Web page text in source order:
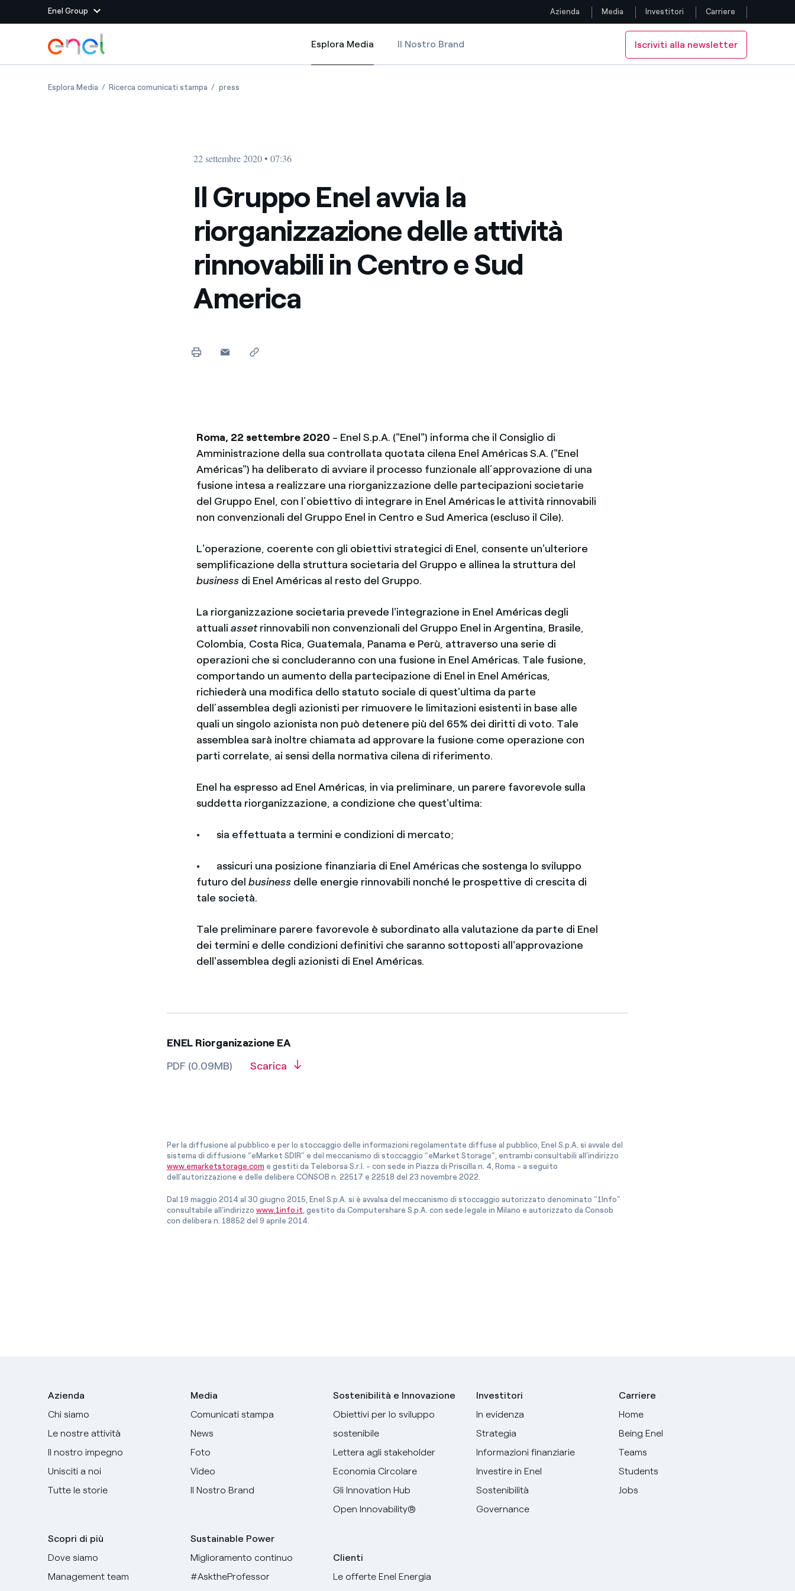
Enel Group
Siti del Gruppo
Enel Green Power Produciamo energia pulita da fonti rinnovabili
con l'Innovability®
Massimizziamo la creazione di valore grazie al
rapporto con i nostri fornitori
La piattaforma di conoscenza per un mondo di
energia pulita
Raccontiamo la storia dell'elettricità in Italia
Siti Paese
Colombia
Iberia
Italia
Seguici
Vai al contenuto principale
Azienda Media Investitori Carriere
Esplora Media
Esplora Media
Il Nostro Brand Iscriviti alla newsletter
Esplora MediaIl Gruppo Enel avvia la riorganizzazione delle attività rinnovabili in Centro e Sud America
Ricerca comunicati stampa Il Gruppo Enel avvia la riorganizzazione delle attività rinnovabili in Centro e Sud America
pressIl Gruppo Enel avvia la riorganizzazione delle attività rinnovabili in Centro e Sud America
22 settembre 2020 • 07:36
Il Gruppo Enel avvia la
riorganizzazione delle attività
rinnovabili in Centro e Sud
America
Roma, 22 settembre 2020 - Enel S.p.A. ("Enel") informa che il Consiglio di
Amministrazione della sua controllata quotata cilena Enel Américas S.A. ("Enel
Américas") ha deliberato di avviare il processo funzionale all’approvazione di una
fusione intesa a realizzare una riorganizzazione delle partecipazioni societarie
del Gruppo Enel, con l’obiettivo di integrare in Enel Américas le attività rinnovabili
non convenzionali del Gruppo Enel in Centro e Sud America (escluso il Cile).
L'operazione, coerente con gli obiettivi strategici di Enel, consente un'ulteriore
semplificazione della struttura societaria del Gruppo e allinea la struttura del
business di Enel Américas al resto del Gruppo.
La riorganizzazione societaria prevede l'integrazione in Enel Américas degli
attualiassetrinnovabili non convenzionali del Gruppo Enel in Argentina, Brasile,
Colombia, Costa Rica, Guatemala, Panama e Perù, attraverso una serie di
operazioni che si concluderanno con una fusione in Enel Américas. Tale fusione,
comportando un aumento della partecipazione di Enel in Enel Américas,
richiederà una modifica dello statuto sociale di quest'ultima da parte
dell’assemblea degli azionisti per rimuovere le limitazioni esistenti in base alle
quali un singolo azionista non può detenere più del 65% dei diritti di voto. Tale
assemblea sarà inoltre chiamata ad approvare la fusione come operazione con
parti correlate, ai sensi della normativa cilena di riferimento.
Enel ha espresso ad Enel Américas, in via preliminare, un parere favorevole sulla
suddetta riorganizzazione, a condizione che quest'ultima:
• sia effettuata a termini e condizioni di mercato;
• assicuri una posizione finanziaria di Enel Américas che sostenga lo sviluppo
futuro delbusiness delle energie rinnovabili nonché le prospettive di crescita di
tale società.
Tale preliminare parere favorevole è subordinato alla valutazione da parte di Enel
dei termini e delle condizioni definitivi che saranno sottoposti all'approvazione
dell'assemblea degli azionisti di Enel Américas.
ENEL Riorganizazione EA
PDF (0.09MB)
Scarica
Per la diffusione al pubblico e per lo stoccaggio delle informazioni regolamentate diffuse al pubblico, Enel S.p.A. si avvale del
sistema di diffusione “eMarket SDIR” e del meccanismo di stoccaggio “eMarket Storage”, entrambi consultabili all’indirizzo
www.emarketstorage.com e gestiti da Teleborsa S.r.l. - con sede in Piazza di Priscilla n. 4, Roma - a seguito
dell'autorizzazione e delle delibere CONSOB n. 22517 e 22518 del 23 novembre 2022.
Dal 19 maggio 2014 al 30 giugno 2015, Enel S.p.A. si è avvalsa del meccanismo di stoccaggio autorizzato denominato “1Info”
consultabile all’indirizzo www.1info.it , gestito da Computershare S.p.A. con sede legale in Milano e autorizzato da Consob
con delibera n. 18852 del 9 aprile 2014.
Azienda
Chi siamo
Le nostre attività
Il nostro impegno
Unisciti a noi
Tutte le storie
Scopri di più
Dove siamo
Management team
Media
Comunicati stampa
News
Foto
Video
Il Nostro Brand
Sustainable Power
Miglioramento continuo
#AsktheProfessor
Sostenibilità e Innovazione
Obiettivi per lo sviluppo
sostenibile
Lettera agli stakeholder
Economia Circolare
Gli Innovation Hub
Open Innovability®
Clienti
Le offerte Enel Energia
Investitori
In evidenza
Strategia
Informazioni finanziarie
Investire in Enel
Sostenibilità
Governance
Carriere
Home
Being Enel
Teams
Students
Jobs
Seleziona la tua lingua